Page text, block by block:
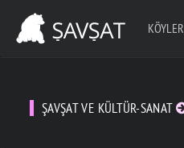
KÖYLER
ŞAVŞAT VE KÜLTÜR-SANAT